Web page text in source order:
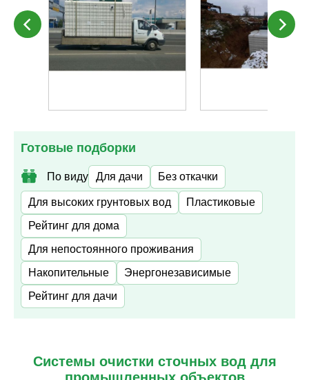
Готовые подборки
По виду Для дачи Без откачки
Для высоких грунтовых вод
Пластиковые
Рейтинг для дома
Для непостоянного проживания
Накопительные
Энергонезависимые
Рейтинг для дачи
Системы очистки сточных вод для